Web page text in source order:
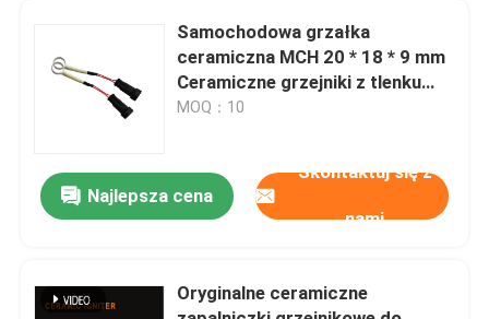
Wycieczka po fabryce
Kontrola jakości
Skontaktuj się z nami
Poprosić o wycenę
Samochodowa grzałka
ceramiczna MCH 20 * 18 * 9 mm
Ceramiczne grzejniki z tlenku
glinu
MOQ：10
Najlepsza cena
Skontaktuj się z
nami
Oryginalne ceramiczne